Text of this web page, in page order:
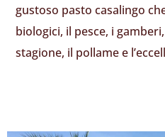
gustoso pasto casalingo
biologici, il pesce, i
stagione, il pollame e